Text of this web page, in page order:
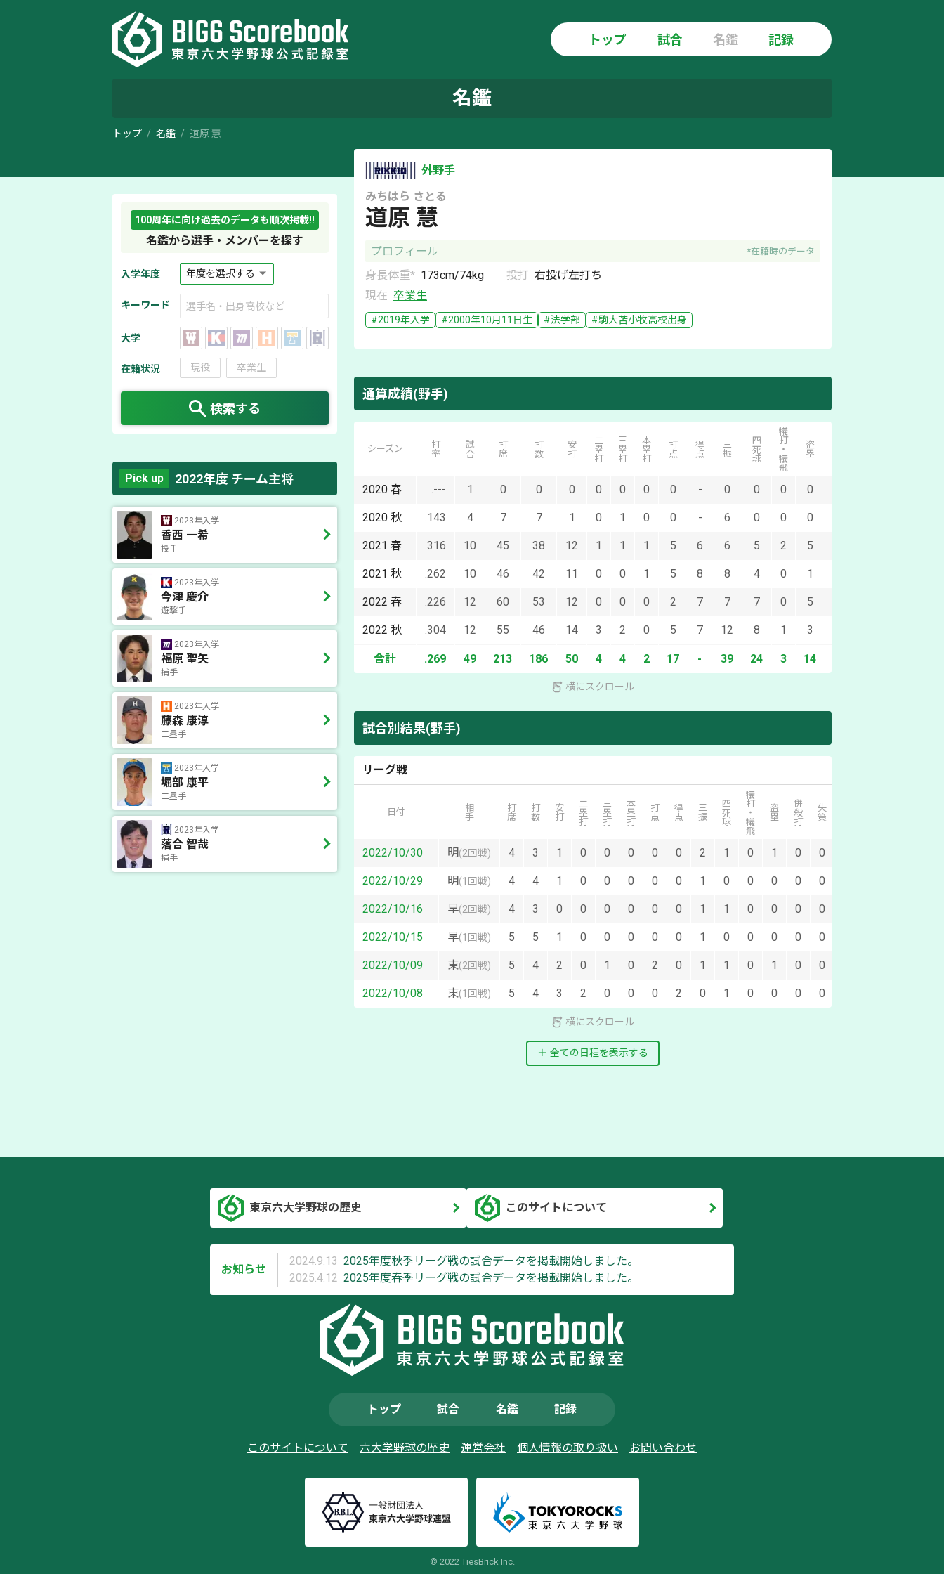
トップ 試合 名鑑 記録
名鑑
トップ 名鑑 道原 慧
100周年に向け過去のデータも順次掲載!!
名鑑から選手・メンバーを探す
入学年度
キーワード
大学
在籍状況 現役 卒業生
検索する
Pick up 2022年度 チーム主将
2023年入学
香西 一希
投手
2023年入学
今津 慶介
遊撃手
2023年入学
福原 聖矢
捕手
2023年入学
藤森 康淳
二塁手
2023年入学
堀部 康平
二塁手
2023年入学
落合 智哉
捕手
外野手
道原 慧
みちはら さとる
プロフィール *在籍時のデータ
身長体重* 173cm/74kg 投打 右投げ左打ち
現在 卒業生
#2019年入学 #2000年10月11日 生 #法学部 #駒大苫小牧高校出身
通算成績(野手)
シーズン 打率 試合 打席 打数 安打 二塁打 三塁打 本塁打 打点 得点 三振 四死球 犠打・犠飛 盗塁
2020 春 .--- 1 0 0 0 0 0 0 0 - 0 0 0 0
2020 秋 .143 4 7 7 1 0 1 0 0 - 6 0 0 0
2021 春 .316 10 45 38 12 1 1 1 5 6 6 5 2 5
2021 秋 .262 10 46 42 11 0 0 1 5 8 8 4 0 1
2022 春 .226 12 60 53 12 0 0 0 2 7 7 7 0 5
2022 秋 .304 12 55 46 14 3 2 0 5 7 12 8 1 3
合計 .269 49 213 186 50 4 4 2 17 - 39 24 3 14
横にスクロール
試合別結果(野手)
リーグ戦
日付 相手 打席 打数 安打 二塁打 三塁打 本塁打 打点 得点 三振 四死球 犠打・犠飛 盗塁 併殺打 失策
2022/10/30 明(2回戦) 4 3 1 0 0 0 0 0 2 1 0 1 0 0
2022/10/29 明(1回戦) 4 4 1 0 0 0 0 0 1 0 0 0 0 0
2022/10/16 早(2回戦) 4 3 0 0 0 0 0 0 1 1 0 0 0 0
2022/10/15 早(1回戦) 5 5 1 0 0 0 0 0 1 0 0 0 0 0
2022/10/09 東(2回戦) 5 4 2 0 1 0 2 0 1 1 0 1 0 0
2022/10/08 東(1回戦) 5 4 3 2 0 0 0 2 0 1 0 0 0 0
横にスクロール
全ての日程を表示する
東京六大学野球の歴史 このサイトについて
お知らせ
2024.9.13 2025年度秋季リーグ戦の試合データを掲載開始しました。
2025.4.12 2025年度春季リーグ戦の試合データを掲載開始しました。
トップ 試合 名鑑 記録
このサイトについて 六大学野球の歴史 運営会社 個人情報の取り扱い お問い合わせ
© 2022 TiesBrick Inc.